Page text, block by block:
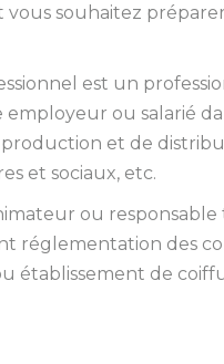
vous souhaitez
est un
ou salarié
et de
et sociaux, etc.
ou
réglementation des
établissement de